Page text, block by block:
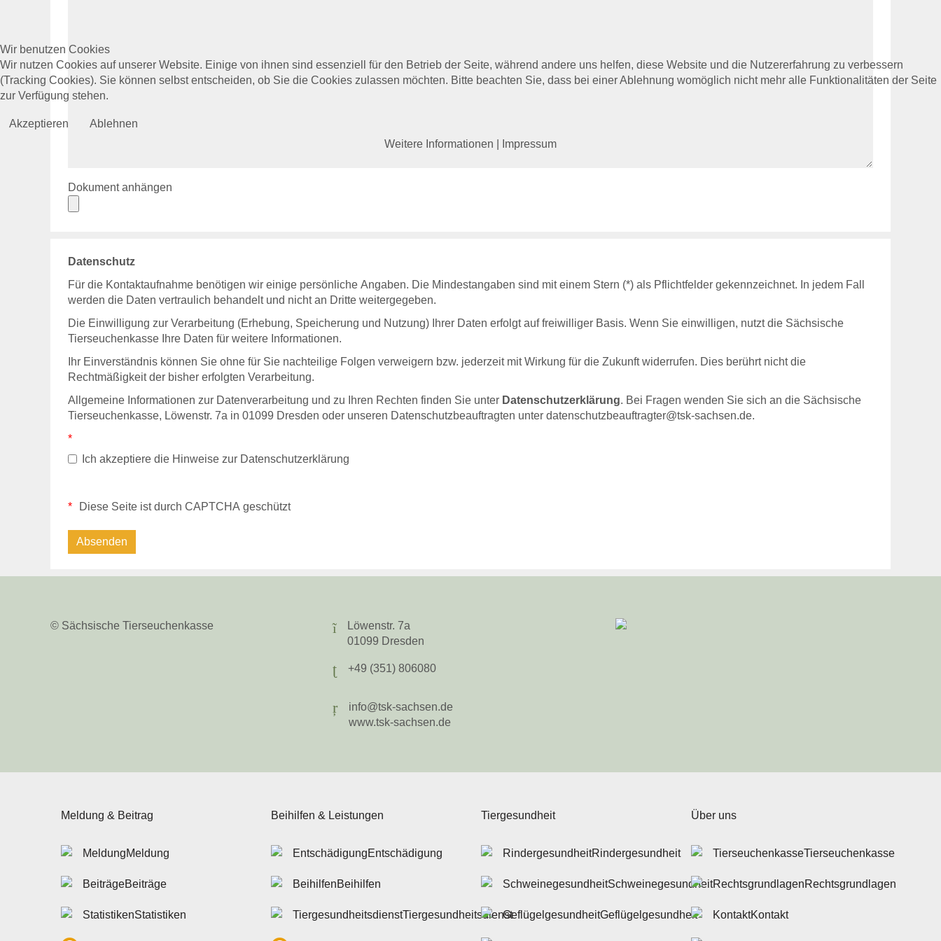
Dokument anhängen
Datenschutz
Für die Kontaktaufnahme benötigen wir einige persönliche Angaben. Die Mindestangaben sind mit einem Stern (*) als Pflichtfelder gekennzeichnet. In jedem Fall
werden die Daten vertraulich behandelt und nicht an Dritte weitergegeben.
Die Einwilligung zur Verarbeitung (Erhebung, Speicherung und Nutzung) Ihrer Daten erfolgt auf freiwilliger Basis. Wenn Sie einwilligen, nutzt die Sächsische
Tierseuchenkasse Ihre Daten für weitere Informationen.
Ihr Einverständnis können Sie ohne für Sie nachteilige Folgen verweigern bzw. jederzeit mit Wirkung für die Zukunft widerrufen. Dies berührt nicht die
Rechtmäßigkeit der bisher erfolgten Verarbeitung.
Allgemeine Informationen zur Datenverarbeitung und zu Ihren Rechten finden Sie unter Datenschutzerklärung. Bei Fragen wenden Sie sich an die Sächsische
Tierseuchenkasse, Löwenstr. 7a in 01099 Dresden oder unseren Datenschutzbeauftragten unter datenschutzbeauftragter@tsk-sachsen.de.
Ich akzeptiere die Hinweise zur Datenschutzerklärung
Diese Seite ist durch CAPTCHA geschützt
© Sächsische Tierseuchenkasse
Löwenstr. 7a
01099 Dresden
+49 (351) 806080
info@tsk-sachsen.de
www.tsk-sachsen.de
Meldung & Beitrag
Meldung
Beiträge
Statistiken
Beihilfen & Leistungen
Entschädigung
Beihilfen
Tiergesundheitsdienst
Tiergesundheit
Rindergesundheit
Schweinegesundheit
Geflügelgesundheit
Über uns
Tierseuchenkasse
Rechtsgrundlagen
Kontakt
Wir benutzen Cookies
Wir nutzen Cookies auf unserer Website. Einige von ihnen sind essenziell für den Betrieb der Seite, während andere uns helfen, diese Website und die Nutzererfahrung zu verbessern
(Tracking Cookies). Sie können selbst entscheiden, ob Sie die Cookies zulassen möchten. Bitte beachten Sie, dass bei einer Ablehnung womöglich nicht mehr alle Funktionalitäten der Seite
zur Verfügung stehen.
Akzeptieren
Ablehnen
Weitere Informationen
Impressum